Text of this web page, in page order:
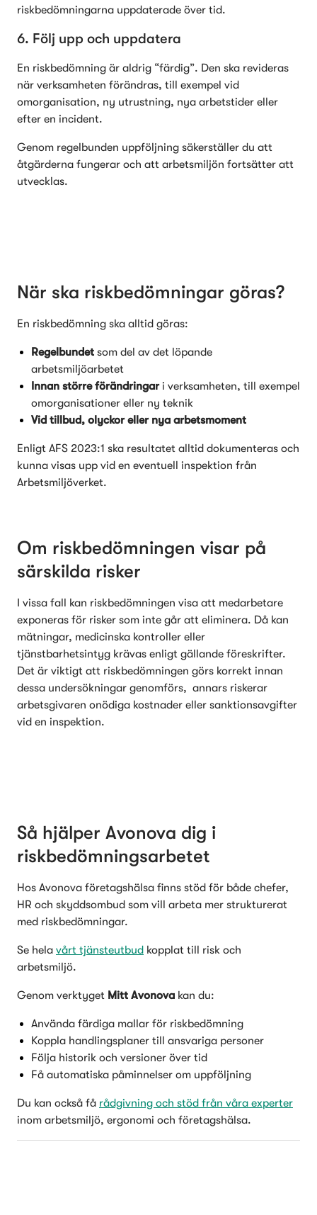
riskbedömningarna uppdaterade över tid.
6. Följ upp och uppdatera
En riskbedömning är aldrig “färdig”. Den ska revideras
när verksamheten förändras, till exempel vid
omorganisation, ny utrustning, nya arbetstider eller
efter en incident.
Genom regelbunden uppföljning säkerställer du att
åtgärderna fungerar och att arbetsmiljön fortsätter att
utvecklas.
När ska riskbedömningar göras?
En riskbedömning ska alltid göras:
Regelbundet som del av det löpande
arbetsmiljöarbetet
Innan större förändringar i verksamheten, till exempel
omorganisationer eller ny teknik
Vid tillbud, olyckor eller nya arbetsmoment
Enligt AFS 2023:1 ska resultatet alltid dokumenteras och
kunna visas upp vid en eventuell inspektion från
Arbetsmiljöverket.
Om riskbedömningen visar på
särskilda risker
I vissa fall kan riskbedömningen visa att medarbetare
exponeras för risker som inte går att eliminera. Då kan
mätningar, medicinska kontroller eller
tjänstbarhetsintyg krävas enligt gällande föreskrifter.
Det är viktigt att riskbedömningen görs korrekt innan
dessa undersökningar genomförs,  annars riskerar
arbetsgivaren onödiga kostnader eller sanktionsavgifter
vid en inspektion.
Så hjälper Avonova dig i
riskbedömningsarbetet
Hos Avonova företagshälsa finns stöd för både chefer,
HR och skyddsombud som vill arbeta mer strukturerat
med riskbedömningar.
Se hela vårt tjänsteutbud kopplat till risk och
arbetsmiljö.
Genom verktyget Mitt Avonova kan du:
Använda färdiga mallar för riskbedömning
Koppla handlingsplaner till ansvariga personer
Följa historik och versioner över tid
Få automatiska påminnelser om uppföljning
Du kan också få rådgivning och stöd från våra experter
inom arbetsmiljö, ergonomi och företagshälsa.